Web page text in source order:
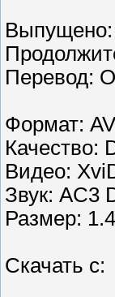
Перевод:
Формат:
Качество:
Видео:
Звук: AC3
Размер:
Скачать с: